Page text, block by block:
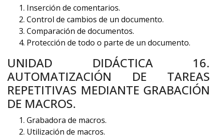
Inserción de comentarios.
Control de cambios de un documento.
Comparación de documentos.
Protección de todo o parte de un documento.
UNIDAD DIDÁCTICA 16.
AUTOMATIZACIÓN DE TAREAS
REPETITIVAS MEDIANTE GRABACIÓN
DE MACROS.
Grabadora de macros.
Utilización de macros.